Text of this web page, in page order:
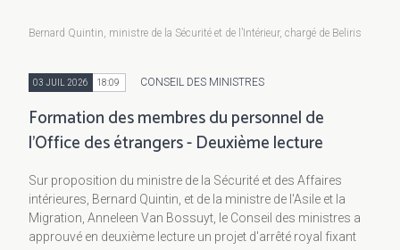
Bernard Quintin, ministre de la Sécurité et de l’Intérieur, chargé de Beliris
03 JUIL 2026 18:09 CONSEIL DES MINISTRES
Formation des membres du personnel de
l’Office des étrangers - Deuxième lecture
Sur proposition du ministre de la Sécurité et des Affaires
intérieures, Bernard Quintin, et de la ministre de l'Asile et la
Migration, Anneleen Van Bossuyt, le Conseil des ministres a
approuvé en deuxième lecture un projet d'arrêté royal fixant